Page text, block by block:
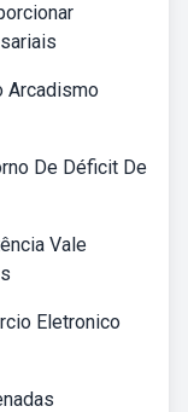
Arcadismo
De Déficit De
Vale
Eletronico